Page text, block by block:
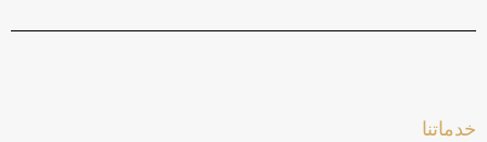
خدماتنا